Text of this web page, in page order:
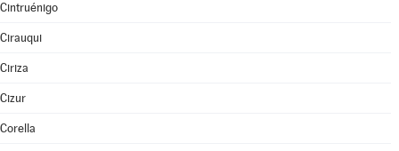
Cintruénigo
Cirauqui
Ciriza
Cizur
Corella